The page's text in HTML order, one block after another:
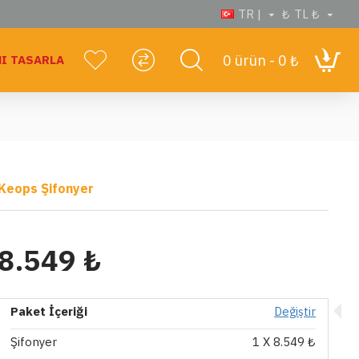
TR | ₺ TL ₺
TASARLA 0 ürün - 0 ₺
Şifonyer
₺
Paket İçeriği
Değiştir
Şifonyer
1 X 8.549 ₺